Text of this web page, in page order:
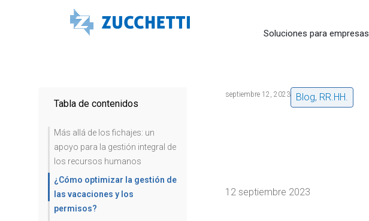
Soluciones para empresas
Tabla de contenidos
Más allá de los fichajes: un
apoyo para la gestión integral de
los recursos humanos
¿Cómo optimizar la gestión de
las vacaciones y los
permisos?
septiembre 12, 2023 Blog, RR.HH.
12 septiembre 2023